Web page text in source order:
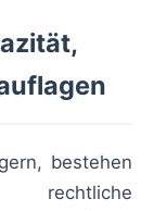
bestehen